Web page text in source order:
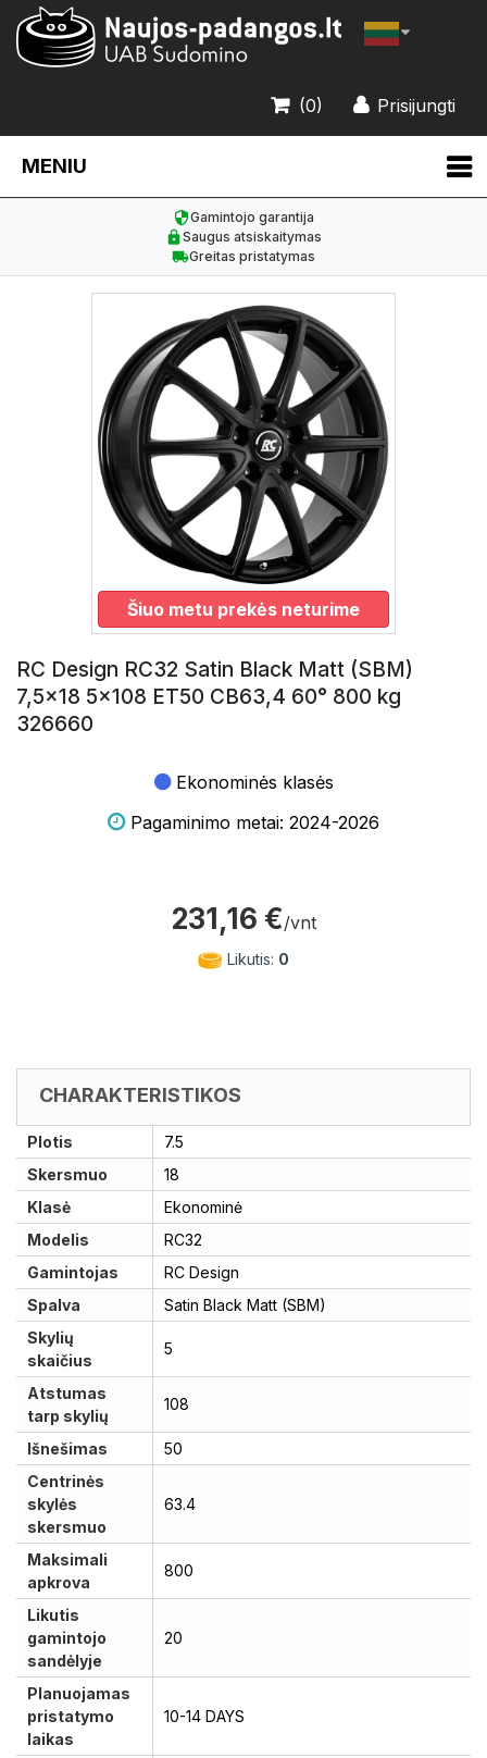
Prisijungti
(0)
MENIU
Gamintojo garantija
Saugus atsiskaitymas
Greitas pristatymas
Šiuo metu prekės neturime
RC Design RC32 Satin Black Matt (SBM)
7,5x18 5x108 ET50 CB63,4 60° 800 kg
326660
Ekonominės klasės
Pagaminimo metai: 2024-2026
231,16 €/vnt
Likutis: 0
CHARAKTERISTIKOS
Plotis
7.5
Skersmuo
18
Klasė
Ekonominė
Modelis
RC32
Gamintojas
RC Design
Spalva
Satin Black Matt (SBM)
Skylių
skaičius
5
Atstumas
tarp skylių
108
Išnešimas
50
Centrinės
skylės
skersmuo
63.4
Maksimali
apkrova
800
Likutis
gamintojo
sandėlyje
20
Planuojamas
pristatymo
laikas
10-14 DAYS